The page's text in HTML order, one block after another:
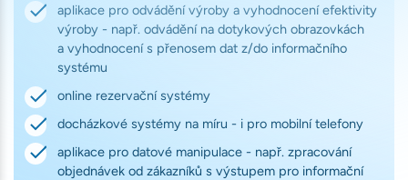
aplikace pro odvádění výroby a vyhodnocení efektivity
výroby - např. odvádění na dotykových obrazovkách
a vyhodnocení s přenosem dat z/do informačního
systému
online rezervační systémy
docházkové systémy na míru - i pro mobilní telefony
aplikace pro datové manipulace - např. zpracování
objednávek od zákazníků s výstupem pro informační